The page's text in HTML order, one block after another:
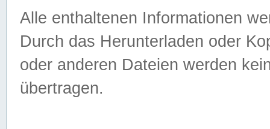
Alle enthaltenen Informationen
Durch das Herunterladen oder
oder anderen Dateien werden
übertragen.